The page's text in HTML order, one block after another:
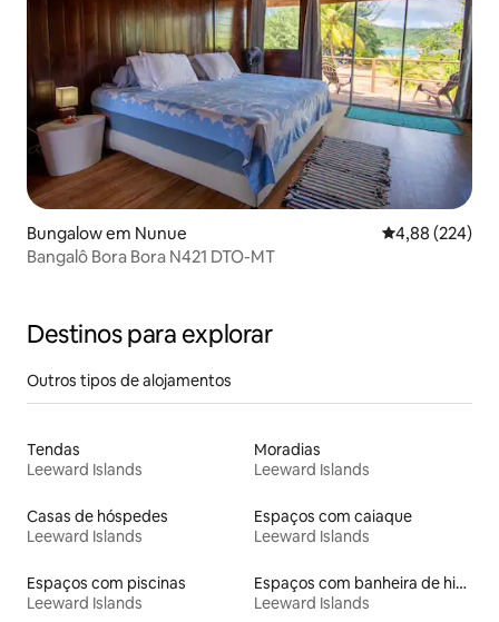
Bungalow em Nunue Classificação
4,88 (224)
Bangalô Bora Bora N421 DTO-MT
Destinos para explorar
Outros tipos de alojamentos
Tendas
Leeward Islands
Moradias
Leeward Islands
Casas de hóspedes
Leeward Islands
Espaços com caiaque
Leeward Islands
Espaços com piscinas
Leeward Islands
Espaços com banheira de hidromassagem
Leeward Islands